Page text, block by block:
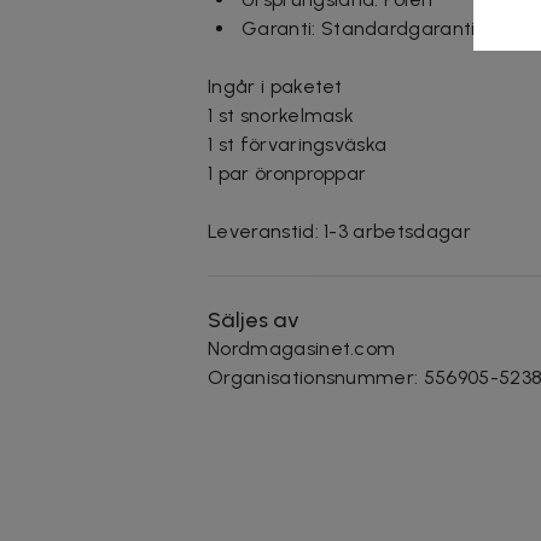
Garanti: Standardgaranti för
Ingår i paketet
1 st snorkelmask
1 st förvaringsväska
1 par öronproppar
Leveranstid: 1-3 arbetsdagar
Säljes av
Nordmagasinet.com
Organisationsnummer: 556905-5238